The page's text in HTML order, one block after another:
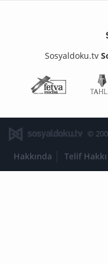
Sosyaldoku.tv
Fetva
©
Hakkında Telif Hakkı